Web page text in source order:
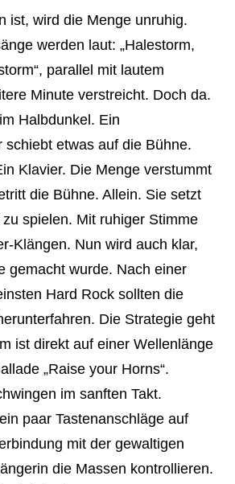
ist, wird die Menge unruhig.
werden laut: „Halestorm,
parallel mit lautem
Minute verstreicht. Doch da.
Halbdunkel. Ein
schiebt etwas auf die Bühne.
Klavier. Die Menge verstummt
die Bühne. Allein. Sie setzt
spielen. Mit ruhiger Stimme
Klängen. Nun wird auch klar,
gemacht wurde. Nach einer
Hard Rock sollten die
Die Strategie geht
ist direkt auf einer Wellenlänge
„Raise your Horns“.
im sanften Takt.
paar Tastenanschläge auf
mit der gewaltigen
die Massen kontrollieren.